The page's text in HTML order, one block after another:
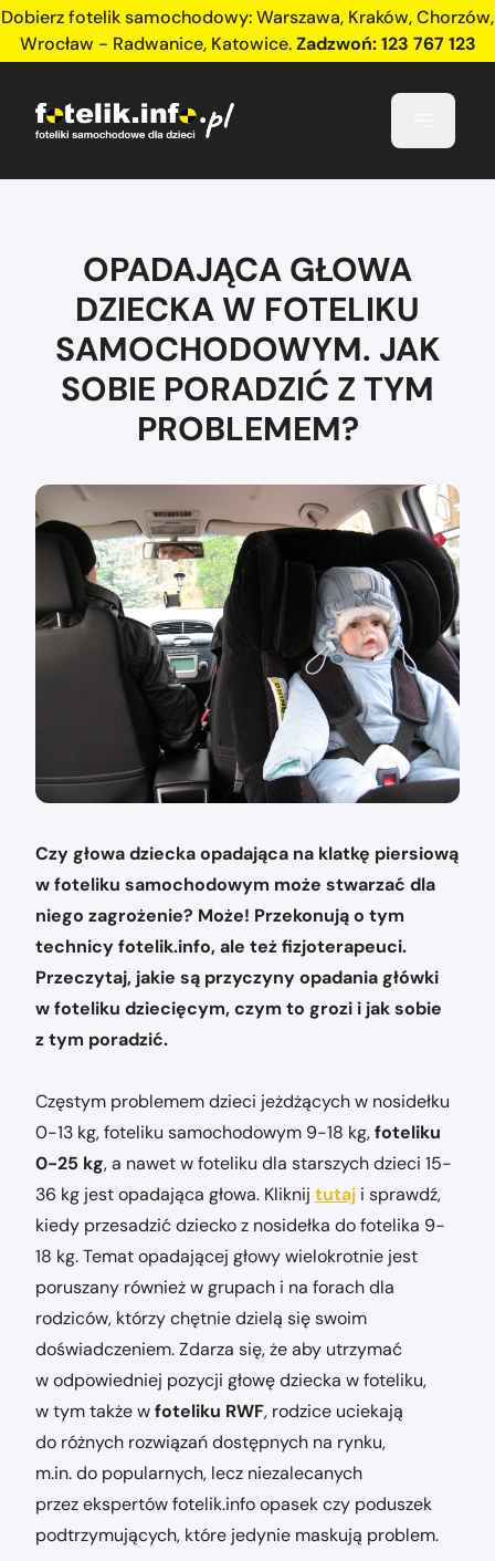
Dobierz fotelik samochodowy:Warszawa, Kraków,Chorzów,
Wrocław - Radwanice, Katowice.Zadzwoń:123 767 123
OPADAJĄCA GŁOWA
DZIECKA W FOTELIKU
SAMOCHODOWYM. JAK
SOBIE PORADZIĆ Z TYM
PROBLEMEM?
Czy głowa dziecka opadająca na klatkę piersiową
w foteliku samochodowym może stwarzać dla
niego zagrożenie? Może! Przekonują o tym
technicy fotelik.info, ale też fizjoterapeuci.
Przeczytaj, jakie są przyczyny opadania główki
w foteliku dziecięcym, czym to grozi i jak sobie
z tym poradzić.
Częstym problemem dzieci jeżdżących w nosidełku
0-13 kg, foteliku samochodowym 9-18 kg,foteliku
0-25 kg, a nawet w foteliku dla starszych dzieci 15-
36 kg jest opadająca głowa. Kliknij tutaj i sprawdź,
kiedy przesadzić dziecko z nosidełka do fotelika 9-
18 kg. Temat opadającej głowy wielokrotnie jest
poruszany również w grupach i na forach dla
rodziców, którzy chętnie dzielą się swoim
doświadczeniem. Zdarza się, że aby utrzymać
w odpowiedniej pozycji głowę dziecka w foteliku,
w tym także wfoteliku RWF, rodzice uciekają
do różnych rozwiązań dostępnych na rynku,
m.in. do popularnych, lecz niezalecanych
przez ekspertów fotelik.info opasek czy poduszek
podtrzymujących, które jedynie maskują problem.